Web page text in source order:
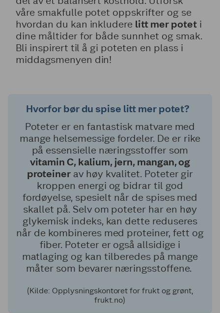
våre smakfulle potet oppskrifter og se
hvordan du kan inkludere litt mer poteti
dine måltider for både sunnhet og smak.
Bli inspirert til å gi poteten en plass i
middagsmenyen din!
Hvorfor bør du spise litt mer potet?
Poteter er en fantastisk matvare med
mange helsemessige fordeler. De er rike
på essensielle næringsstoffer som
vitamin C, kalium, jern, mangan, og
proteiner av høy kvalitet. Poteter gir
kroppen energi og bidrar til god
fordøyelse, spesielt når de spises med
skallet på. Selv om poteter har en høy
glykemisk indeks, kan dette reduseres
når de kombineres med proteiner, fett og
fiber. Poteter er også allsidige i
matlaging og kan tilberedes på mange
måter som bevarer næringsstoffene.
(Kilde: Opplysningskontoret for frukt og grønt,
frukt.no)